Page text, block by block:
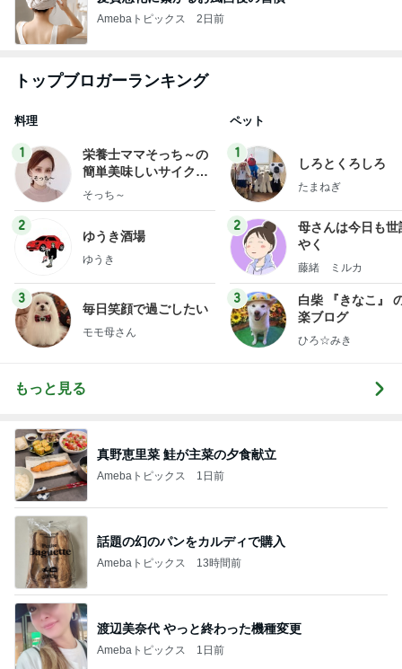
Amebaトピックス 2日前
トップブロガーランキング
料理
1
栄養士ママそっち～の
簡単美味しいサイクル
献立
そっち～
2
ゆうき酒場
ゆうき
3
毎日笑顔で過ごしたい
モモ母さん
ペット
1
しろとくろしろ
たまねぎ
2
母さんは今日も世
やく
藤緒 ミルカ
3
白柴 『きなこ』
楽ブログ
ひろ☆みき
もっと見る
真野恵里菜 鮭が主菜の夕食献立
Amebaトピックス 1日前
話題の幻のパンをカルディで購入
Amebaトピックス 13時間前
渡辺美奈代 やっと終わった機種変更
Amebaトピックス 1日前